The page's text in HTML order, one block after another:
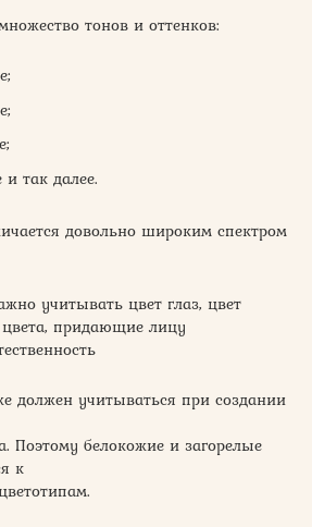
тонов и оттенков:
так далее.
довольно широким спектром
учитывать цвет глаз, цвет
придающие лицу
должен учитываться при создании
белокожие и загорелые
к